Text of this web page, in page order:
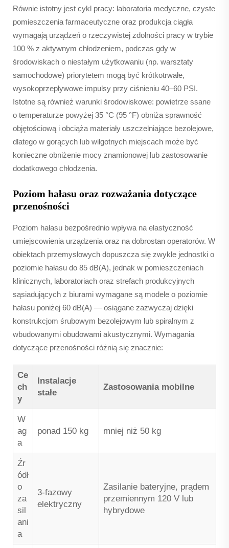
Równie istotny jest cykl pracy: laboratoria medyczne, czyste
pomieszczenia farmaceutyczne oraz produkcja ciągła
wymagają urządzeń o rzeczywistej zdolności pracy w trybie
100 % z aktywnym chłodzeniem, podczas gdy w
środowiskach o niestałym użytkowaniu (np. warsztaty
samochodowe) priorytetem mogą być krótkotrwałe,
wysokoprzepływowe impulsy przy ciśnieniu 40–60 PSI.
Istotne są również warunki środowiskowe: powietrze ssane
o temperaturze powyżej 35 °C (95 °F) obniża sprawność
objętościową i obciąża materiały uszczelniające bezolejowe,
dlatego w gorących lub wilgotnych miejscach może być
konieczne obniżenie mocy znamionowej lub zastosowanie
dodatkowego chłodzenia.
Poziom hałasu oraz rozważania dotyczące
przenośności
Poziom hałasu bezpośrednio wpływa na elastyczność
umiejscowienia urządzenia oraz na dobrostan operatorów. W
obiektach przemysłowych dopuszcza się zwykle jednostki o
poziomie hałasu do 85 dB(A), jednak w pomieszczeniach
klinicznych, laboratoriach oraz strefach produkcyjnych
sąsiadujących z biurami wymagane są modele o poziomie
hałasu poniżej 60 dB(A) — osiągane zazwyczaj dzięki
konstrukcjom śrubowym bezolejowym lub spiralnym z
wbudowanymi obudowami akustycznymi. Wymagania
dotyczące przenośności różnią się znacznie:
Ce
ch
y
Instalacje
stałe
Zastosowania mobilne
W
ag
a
ponad 150 kg mniej niż 50 kg
Źr
ódł
o
za
sil
ani
a
3-fazowy
elektryczny
Zasilanie bateryjne, prądem
przemiennym 120 V lub
hybrydowe